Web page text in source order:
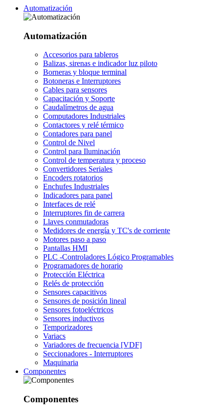
Automatización
Automatización
Accesorios para tableros
Balizas, sirenas e indicador luz piloto
Borneras y bloque terminal
Botoneras e Interruptores
Cables para sensores
Capacitación y Soporte
Caudalímetros de agua
Computadores Industriales
Contactores y relé térmico
Contadores para panel
Control de Nivel
Control para Iluminación
Control de temperatura y proceso
Convertidores Seriales
Encoders rotatorios
Enchufes Industriales
Indicadores para panel
Interfaces de relé
Interruptores fin de carrera
Llaves conmutadoras
Medidores de energía y TC's de corriente
Motores paso a paso
Pantallas HMI
PLC -Controladores Lógico Programables
Programadores de horario
Protección Eléctrica
Relés de protección
Sensores capacitivos
Sensores de posición lineal
Sensores fotoeléctricos
Sensores inductivos
Temporizadores
Variacs
Variadores de frecuencia [VDF]
Seccionadores - Interruptores
Maquinaria
Componentes
Componentes